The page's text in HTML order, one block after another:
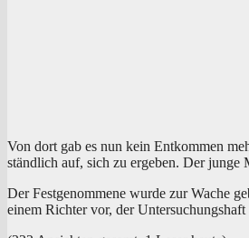
Von dort gab es nun kein Ent­kom­men
ständ­lich auf, sich zu erge­ben. Der jun­ge
Der Fest­ge­nom­me­ne wur­de zur Wache
einem Rich­ter vor, der